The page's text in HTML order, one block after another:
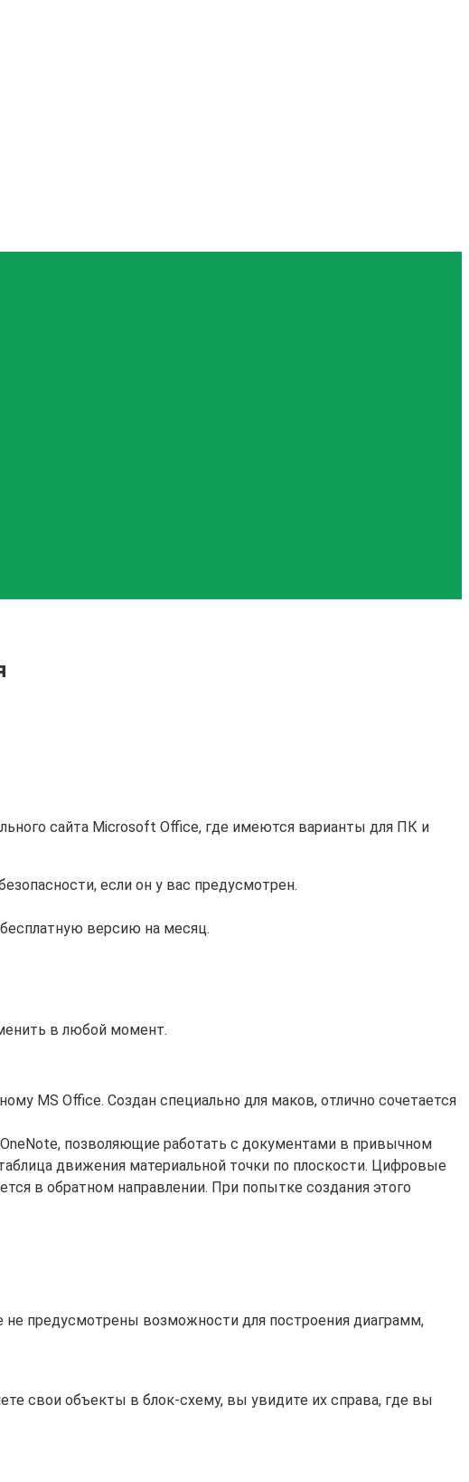
сайта Microsoft Office, где имеются варианты для ПК и
если он у вас предусмотрен.
версию на месяц.
в любой момент.
MS Office. Создан специально для маков, отлично сочетается
позволяющие работать с документами в привычном
движения материальной точки по плоскости. Цифровые
в обратном направлении. При попытке создания этого
не предусмотрены возможности для построения диаграмм,
свои объекты в блок-схему, вы увидите их справа, где вы